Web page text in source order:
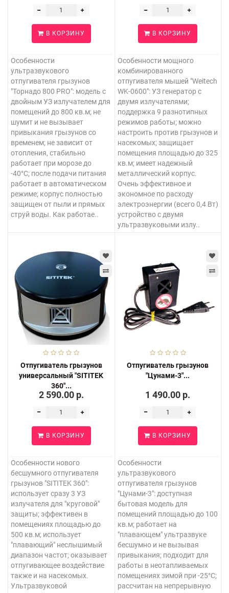
В КОРЗИНУ
Особенности
ультразвукового
отпугивателя грызунов
"Торнадо 800 PRO": модель с
двойным УЗ излучателем для
помещений до 800 кв.м; не
шумит и не вызывает
привыкания грызунов со
временем; не зависит от
отопления, стабильно
работает при морозе до
-40°C; после подачи питания
работает в автоматическом
режиме; корпус полностью
защищен от пыли и прямых
струй воды. Как работае..
В КОРЗИНУ
Особенности мощного
комбинированного
отпугивателя мышей "Weitech
WK-0600": УЗ генератор с
двумя излучателями;
поддержка 9 разнотипных
режимов работы; можно
настроить против грызунов и
насекомых; защищает
помещения площадью до 325
кв.м; имеет надежный
металлический корпус.
Очень эффективное и
экономное по расходу
электроэнергии (всего 0,4 Вт)
устройство с двумя
ультразвуковыми излу..
Отпугиватель грызунов
универсальный "SITITEK
360"...
2 590.00 р.
В КОРЗИНУ
Особенности нового
бесшумного отпугивателя
грызунов "SITITEK 360":
использует сразу 3 УЗ
излучателя для "круговой"
защиты; эффективен в
помещениях площадью до
500 кв.м; использует
"плавающий" неслышимый
диапазон частот; оказывает
отпугивающее воздействие
также и на насекомых.
Ультразвуковой
Отпугиватель грызунов
"Цунами-3"...
1 490.00 р.
В КОРЗИНУ
Особенности
ультразвукового
отпугивателя грызунов
"Цунами-3": доступная
бытовая модель для
помещений площадью до 100
кв.м; работает на
"плавающем" ультразвуке
бесшумно и не вызывая
привыкания; подходит для
работы в неотапливаемых
помещениях зимой при -25°C;
рассчитан на непрерывную